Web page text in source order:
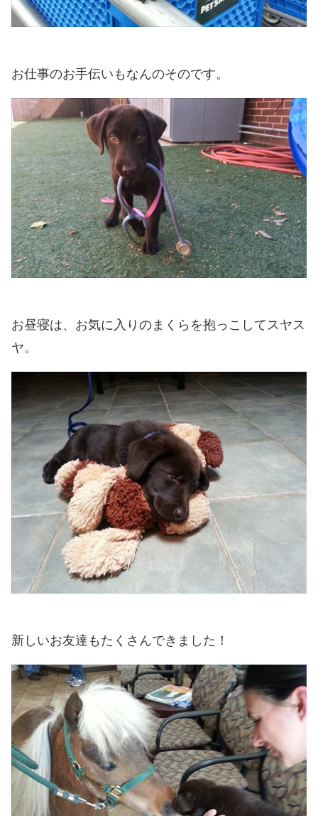
お仕事のお手伝いもなんのそのです。
お昼寝は、お気に入りのまくらを抱っこしてスヤス
ヤ。
新しいお友達もたくさんできました！